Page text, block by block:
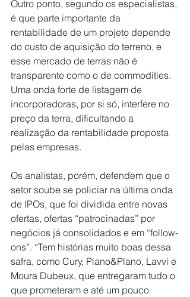
Outro ponto, segundo os especialistas,
é que parte importante da
rentabilidade de um projeto depende
do custo de aquisição do terreno, e
esse mercado de terras não é
transparente como o de commodities.
Uma onda forte de listagem de
incorporadoras, por si só, interfere no
preço da terra, dificultando a
realização da rentabilidade proposta
pelas empresas.
Os analistas, porém, defendem que o
setor soube se policiar na última onda
de IPOs, que foi dividida entre novas
ofertas, ofertas “patrocinadas” por
negócios já consolidados e em “follow-
ons”. “Tem histórias muito boas dessa
safra, como Cury, Plano&Plano, Lavvi e
Moura Dubeux, que entregaram tudo o
que prometeram e até um pouco